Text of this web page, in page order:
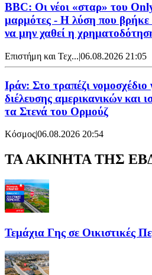
BBC: Οι νέοι «σταρ» του
μαρμότες - Η λύση που βρήκε
να μην χαθεί η
Επιστήμη και Τεχ...|06.08.2026 21:05
Ιράν: Στο τραπέζι
διέλευσης αμερικανικών και
τα Στενά του Ορμούζ
Κόσμος|06.08.2026 20:54
ΤΑ ΑΚΙΝΗΤΑ ΤΗΣ
Τεμάχια Γης σε Οικιστικές